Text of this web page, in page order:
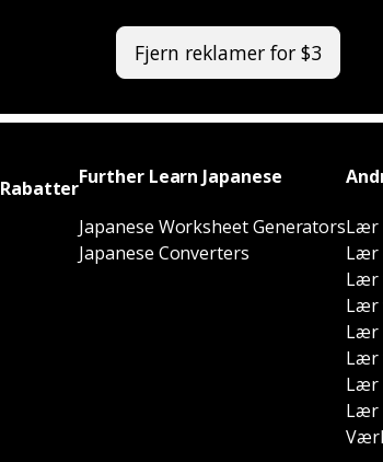
Fjern reklamer for $3
RabatterFurther Learn Japanese
Japanese Worksheet Generators
Japanese Converters
Lær
Lær
Lær
Lær
Lær
Lær
Lær
Lær